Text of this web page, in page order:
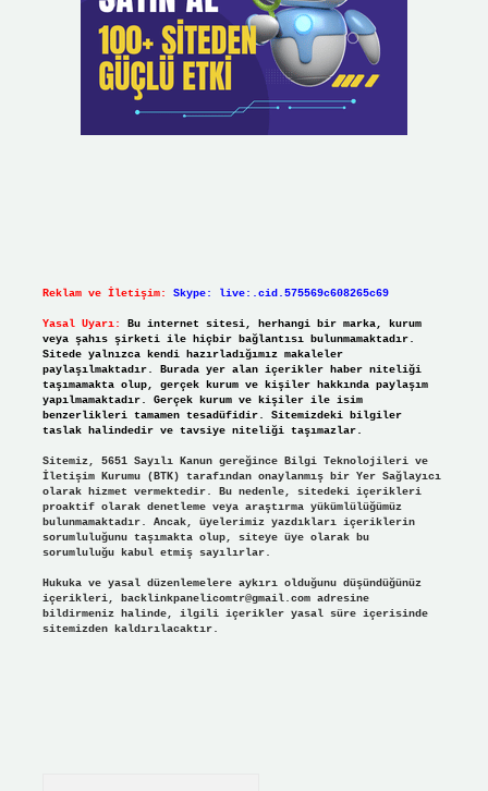
Reklam ve İletişim: Skype: live:.cid.575569c608265c69
Yasal Uyarı:
Bu internet sitesi, herhangi bir marka, kurum
veya şahıs şirketi ile hiçbir bağlantısı bulunmamaktadır.
Sitede yalnızca kendi hazırladığımız makaleler
paylaşılmaktadır. Burada yer alan içerikler haber niteliği
taşımamakta olup, gerçek kurum ve kişiler hakkında paylaşım
yapılmamaktadır. Gerçek kurum ve kişiler ile isim
benzerlikleri tamamen tesadüfidir. Sitemizdeki bilgiler
taslak halindedir ve tavsiye niteliği taşımazlar.
Sitemiz, 5651 Sayılı Kanun gereğince Bilgi Teknolojileri ve
İletişim Kurumu (BTK) tarafından onaylanmış bir Yer Sağlayıcı
olarak hizmet vermektedir. Bu nedenle, sitedeki içerikleri
proaktif olarak denetleme veya araştırma yükümlülüğümüz
bulunmamaktadır. Ancak, üyelerimiz yazdıkları içeriklerin
sorumluluğunu taşımakta olup, siteye üye olarak bu
sorumluluğu kabul etmiş sayılırlar.
Hukuka ve yasal düzenlemelere aykırı olduğunu düşündüğünüz
içerikleri, backlinkpanelicomtr@gmail.comadresine
bildirmeniz halinde, ilgili içerikler yasal süre içerisinde
sitemizden kaldırılacaktır.